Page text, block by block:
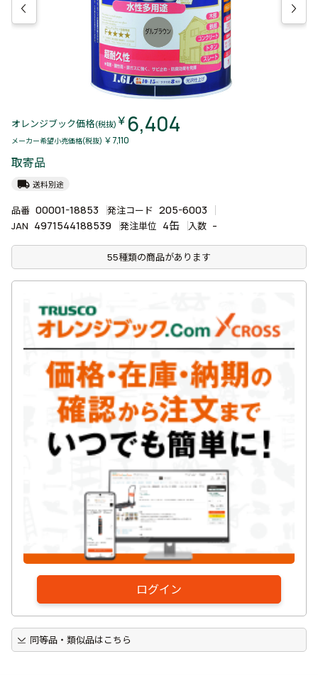
オレンジブック価格(税抜) ￥ 6,404
メーカー希望小売価格(税抜) ￥7,110
取寄品
local_shipping 送料別途
品番 00001-18853 発注コード 205-6003
JAN 4971544188539 発注単位 4缶 入数 -
55種類の商品があります
ログイン
同等品・類似品はこちら